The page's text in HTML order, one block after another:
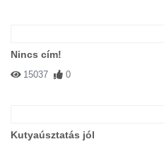
Nincs cím!
15037 0
Kutyaúsztatás jól